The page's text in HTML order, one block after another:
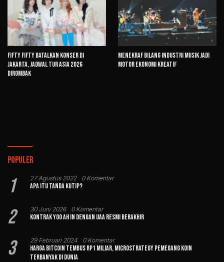
FIFTY FIFTY Batalkan Konser di
Jakarta, Jadwal Tur Asia 2026
Dirombak
Menekraf Bilang Industri Musik Jadi
Motor Ekonomi Kreatif
Populer
1 27 Agustus 2022 0 Komentar
Apa Itu Tanda Kutip?
2 30 Juni 2026 0 Komentar
Kontrak Yoo Ah In dengan UAA Resmi Berakhir
3 29 Februari 2024 0 Komentar
Harga Bitcoin Tembus Rp1 Miliar, MicroStrategy Pemegang Koin
Terbanyak di Dunia